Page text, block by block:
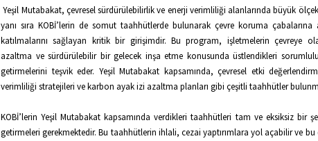
Yeşil Mutabakat, çevresel sürdürülebilirlik ve enerji verimliliği alanlarında büyük
yanı sıra KOBİ’lerin de somut taahhütlerde bulunarak çevre koruma
katılmalarını sağlayan kritik bir girişimdir. Bu program, işletmelerin çevreye
azaltma ve sürdürülebilir bir gelecek inşa etme konusunda üstlendikleri
getirmelerini teşvik eder. Yeşil Mutabakat kapsamında, çevresel etki
verimliliği stratejileri ve karbon ayak izi azaltma planları gibi çeşitli taahhütler
KOBİ’lerin Yeşil Mutabakat kapsamında verdikleri taahhütleri tam ve eksiksiz bir
getirmeleri gerekmektedir. Bu taahhütlerin ihlali, cezai yaptırımlara yol açabilir ve